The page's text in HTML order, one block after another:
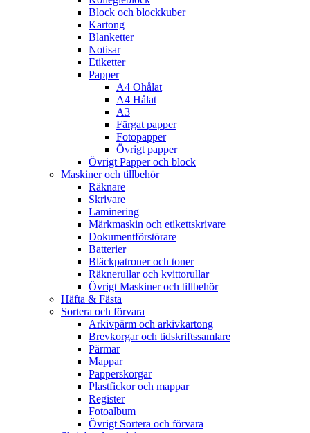
Block och blockkuber
Kartong
Blanketter
Notisar
Etiketter
Papper
A4 Ohålat
A4 Hålat
A3
Färgat papper
Fotopapper
Övrigt papper
Övrigt Papper och block
Maskiner och tillbehör
Räknare
Skrivare
Laminering
Märkmaskin och etikettskrivare
Dokumentförstörare
Batterier
Bläckpatroner och toner
Räknerullar och kvittorullar
Övrigt Maskiner och tillbehör
Häfta & Fästa
Sortera och förvara
Arkivpärm och arkivkartong
Brevkorgar och tidskriftssamlare
Pärmar
Mappar
Papperskorgar
Plastfickor och mappar
Register
Fotoalbum
Övrigt Sortera och förvara